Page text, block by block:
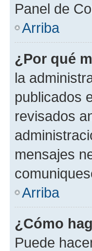
Panel de
Arriba
¿Por qué
la
publicados
revisados
mensajes
Arriba
¿Cómo
Puede